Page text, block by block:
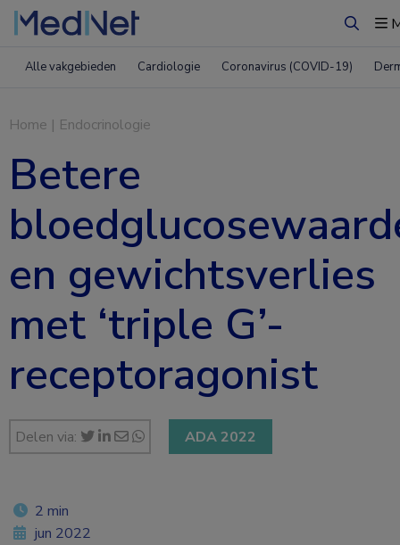
Zoeken
Alle vakgebieden Cardiologie Coronavirus (COVID-19)
Home | Endocrinologie
Betere
en gewichtsverlies
met ‘triple G’-
receptoragonist
Delen via: ADA 2022
2 min
jun 2022